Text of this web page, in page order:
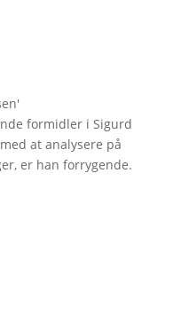
'
formidler i Sigurd
at analysere på
er han forrygende.